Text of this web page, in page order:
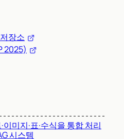
장소
2025)
미지·표·수식을 통합 처리
시스템